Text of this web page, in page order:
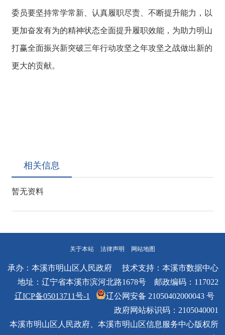
委员要坚持常学常新、认真履职尽责、不断提升能力，以
更加奋发有为的精神状态全面提升履职效能，为助力明山
打赢全面振兴新突破三年行动攻坚之年攻坚之战做出新的
更大的贡献。
相关信息
暂无资料
关于本站 法律声明 网站地图
承办：本溪市明山区人民政府 技术支持：本溪市数据中心
地址：辽宁省本溪市滨河北路1678号 邮政编码：117022
辽ICP备05013711号-1
辽公网安备 21050402000043 号
政府网站标识码：2105040001
本溪市明山区人民政府、本溪市明山区信息服务中心版权所